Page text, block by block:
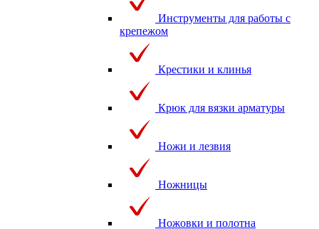
Инструменты для работы с
крепежом
Крестики и клинья
Крюк для вязки арматуры
Ножи и лезвия
Ножницы
Ножовки и полотна